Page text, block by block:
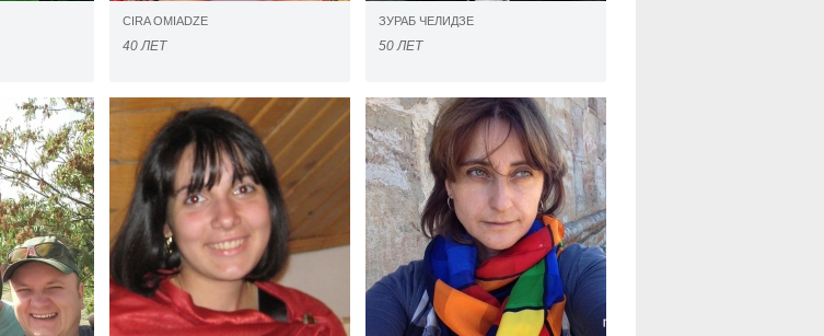
CIRA OMIADZE
40 ЛЕТ
ЗУРАБ ЧЕЛИДЗЕ
50 ЛЕТ